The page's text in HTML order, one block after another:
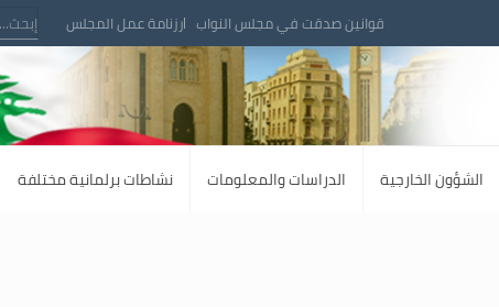
قوانين صدقت في مجلس النواب رزنامة عمل المجلس
الشؤون الخارجية الدراسات والمعلومات نشاطات برلمانية مختلفة